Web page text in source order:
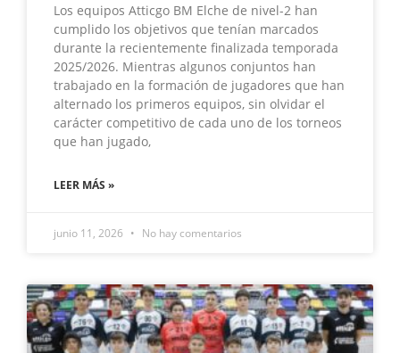
Los equipos Atticgo BM Elche de nivel-2 han
cumplido los objetivos que tenían marcados
durante la recientemente finalizada temporada
2025/2026. Mientras algunos conjuntos han
trabajado en la formación de jugadores que han
alternado los primeros equipos, sin olvidar el
carácter competitivo de cada uno de los torneos
que han jugado,
LEER MÁS »
junio 11, 2026 No hay comentarios